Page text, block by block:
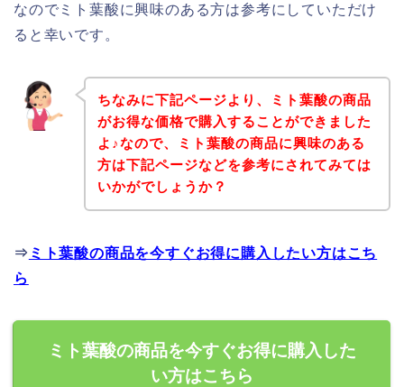
なのでミト葉酸に興味のある方は参考にしていただけ
ると幸いです。
ちなみに下記ページより、ミト葉酸の商品
がお得な価格で購入することができました
よ♪なので、ミト葉酸の商品に興味のある
方は下記ページなどを参考にされてみては
いかがでしょうか？
⇒ ミト葉酸の商品を今すぐお得に購入したい方はこち
ら
ミト葉酸の商品を今すぐお得に購入した
い方はこちら